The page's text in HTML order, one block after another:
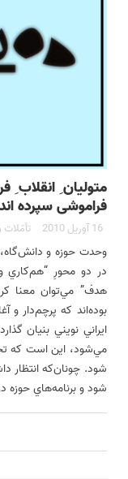
متولیان ِ انقلاب
فراموشی سپرده اند
16 آوریل 2010
وحدت حوزه و
در دو محورِ “هم‌كاري
هدف” مي‌توان معنا
بوده‌اند كه پرچم‌دار و
ايراني نويني بنيان‌
مي‌شود، اين است كه
شود. چونان‌كه انتظار
شود و برنامه‌هاي